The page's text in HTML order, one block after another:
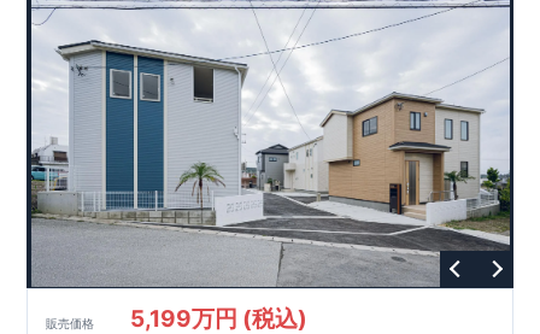
販売価格 5,199万円 (税込)